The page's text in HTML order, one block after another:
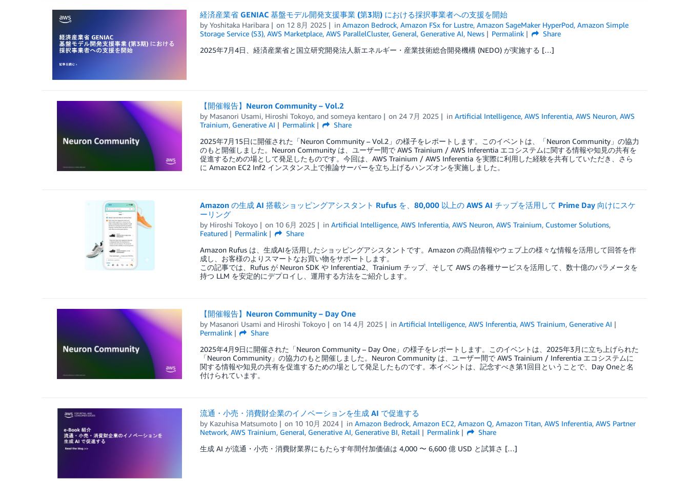
経済産業省 GENIAC 基盤モデル開発支援事業 (第3期) における採択事業者への支援を開始
by Yoshitaka Haribara on 12 8月 2025 inAmazon Bedrock,Amazon FSx for Lustre,Amazon SageMaker HyperPod,Amazon Simple
Storage Service (S3), AWS Marketplace, AWS ParallelCluster, General, Generative AI, News Permalink
Share
2025年7月4日、経済産業省と国立研究開発法人新エネルギー・産業技術総合開発機構 (NEDO) が実施する […]
【開催報告】Neuron Community – Vol.2
by Masanori Usami, Hiroshi Tokoyo, and someya kentaro on 24 7月 2025 inArtificial Intelligence,AWS Inferentia,AWS Neuron,AWS
Trainium, Generative AI Permalink
Share
2025年7月15日に開催された「Neuron Community – Vol.2」の様子をレポートします。このイベントは、「Neuron Community」の協力
のもと開催しました。Neuron Community は、ユーザー間で AWS Trainium / AWS Inferentia エコシステムに関する情報や知見の共有を
促進するための場として発足したものです。今回は、AWS Trainium / AWS Inferentia を実際に利用した経験を共有していただき、さら
に Amazon EC2 Inf2 インスタンス上で推論サーバーを立ち上げるハンズオンを実施しました。
Amazon の生成 AI 搭載ショッピングアシスタント Rufus を、80,000 以上の AWS AI チップを活用して Prime Day 向けにスケ
ーリング
by Hiroshi Tokoyo on 10 6月 2025 inArtificial Intelligence,AWS Inferentia,AWS Neuron,AWS Trainium, Customer Solutions,
Featured
Permalink
Share
Amazon Rufus は、生成AIを活用したショッピングアシスタントです。Amazon の商品情報やウェブ上の様々な情報を活用して回答を作
成し、お客様のよりスマートなお買い物をサポートします。
この記事では、Rufus が Neuron SDK や Inferentia2、Trainium チップ、そして AWS の各種サービスを活用して、数十億のパラメータを
持つ LLM を安定的にデプロイし、運用する方法をご紹介します。
【開催報告】Neuron Community – Day One
by Masanori Usami and Hiroshi Tokoyo on 14 4月 2025 inArtificial Intelligence,AWS Inferentia,AWS Trainium, Generative AI
Permalink
Share
2025年4月9日に開催された「Neuron Community – Day One」の様子をレポートします。このイベントは、2025年3月に立ち上げられた
「Neuron Community」の協力のもと開催しました。Neuron Community は、ユーザー間で AWS Trainium / Inferentia エコシステムに
関する情報や知見の共有を促進するための場として発足したものです。本イベントは、記念すべき第1回目ということで、Day Oneと名
付けられています。
流通・小売・消費財企業のイノベーションを生成 AI で促進する
by Kazuhisa Matsumoto on 10 10月 2024 inAmazon Bedrock,Amazon EC2,Amazon Q,Amazon Titan,AWS Inferentia,AWS Partner
Network, AWS Trainium, General, Generative AI, Generative BI, Retail Permalink
Share
生成 AI が流通・小売・消費財業界にもたらす年間付加価値は 4,000 〜 6,600 億 USD と試算さ […]